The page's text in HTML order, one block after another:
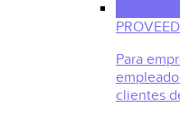
Para
clientes